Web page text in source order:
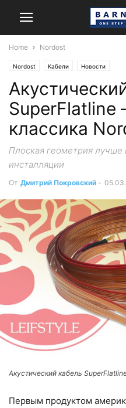
Home Nordost
Nordost Кабели Новости
SuperFlatline
классика
Плоская геометрия лучше
инсталляции
От Дмитрий Покровский -
Акустический кабель
Первым продуктом